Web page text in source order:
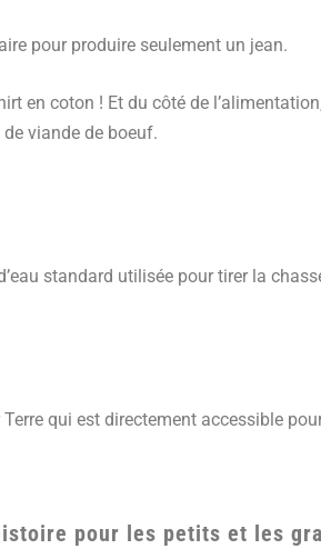
pour produire seulement un jean.
en coton ! Et du côté de
viande de boeuf.
standard utilisée pour tirer la
Terre qui est directement accessible
pour les petits et les